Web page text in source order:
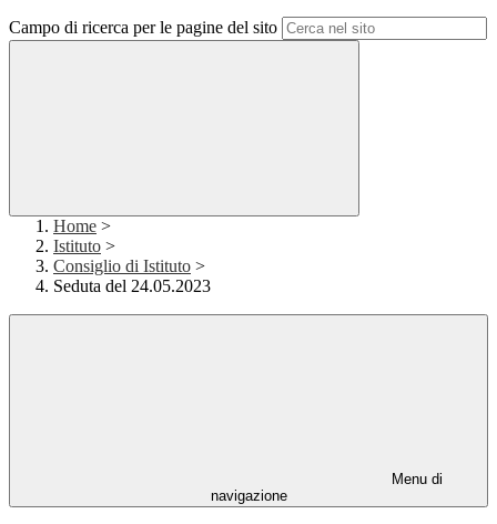
Campo di ricerca per le pagine del sito
Home >
Istituto >
Consiglio di Istituto >
Seduta del 24.05.2023
Menu di
navigazione